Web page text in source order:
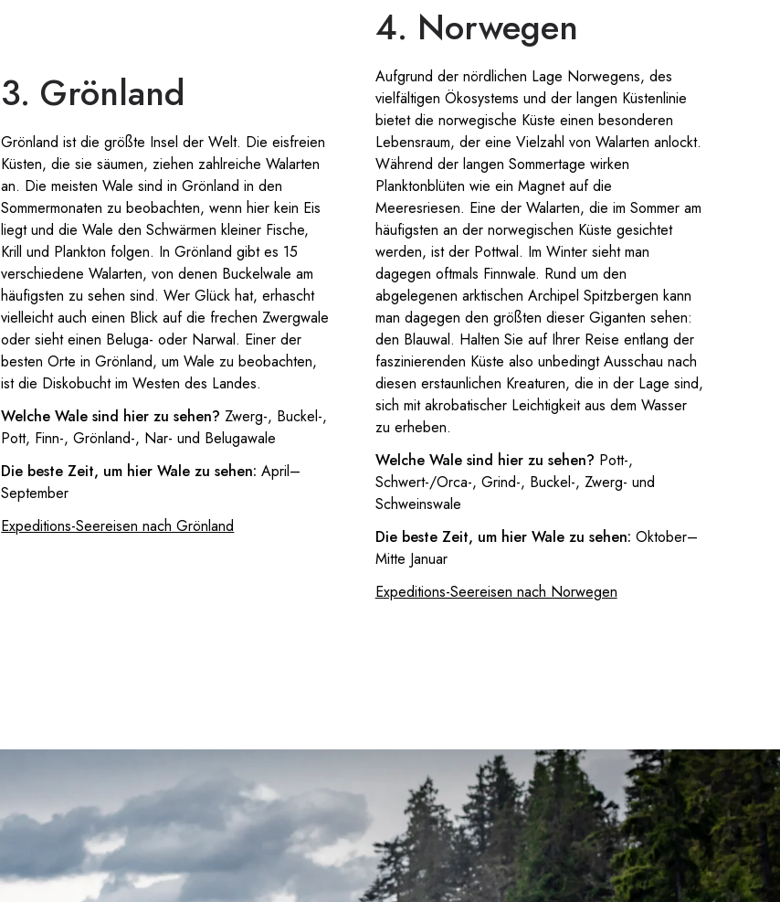
3. Grönland
Grönland ist die größte Insel der Welt. Die eisfreien
Küsten, die sie säumen, ziehen zahlreiche Walarten
an. Die meisten Wale sind in Grönland in den
Sommermonaten zu beobachten, wenn hier kein Eis
liegt und die Wale den Schwärmen kleiner Fische,
Krill und Plankton folgen. In Grönland gibt es 15
verschiedene Walarten, von denen Buckelwale am
häufigsten zu sehen sind. Wer Glück hat, erhascht
vielleicht auch einen Blick auf die frechen Zwergwale
oder sieht einen Beluga- oder Narwal. Einer der
besten Orte in Grönland, um Wale zu beobachten,
ist die Diskobucht im Westen des Landes.
Welche Wale sind hier zu sehen? Zwerg-, Buckel-,
Pott, Finn-, Grönland-, Nar- und Belugawale
Die beste Zeit, um hier Wale zu sehen: April–
September
Expeditions-Seereisen nach Grönland
4. Norwegen
Aufgrund der nördlichen Lage Norwegens, des
vielfältigen Ökosystems und der langen Küstenlinie
bietet die norwegische Küste einen besonderen
Lebensraum, der eine Vielzahl von Walarten anlockt.
Während der langen Sommertage wirken
Planktonblüten wie ein Magnet auf die
Meeresriesen. Eine der Walarten, die im Sommer am
häufigsten an der norwegischen Küste gesichtet
werden, ist der Pottwal. Im Winter sieht man
dagegen oftmals Finnwale. Rund um den
abgelegenen arktischen Archipel Spitzbergen kann
man dagegen den größten dieser Giganten sehen:
den Blauwal. Halten Sie auf Ihrer Reise entlang der
faszinierenden Küste also unbedingt Ausschau nach
diesen erstaunlichen Kreaturen, die in der Lage sind,
sich mit akrobatischer Leichtigkeit aus dem Wasser
zu erheben.
Welche Wale sind hier zu sehen? Pott-,
Schwert-/Orca-, Grind-, Buckel-, Zwerg- und
Schweinswale
Die beste Zeit, um hier Wale zu sehen: Oktober–
Mitte Januar
Expeditions-Seereisen nach Norwegen